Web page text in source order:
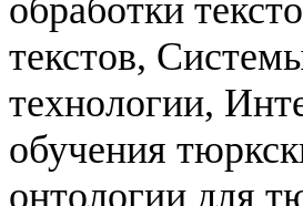
обработки
текстов,
технологии,
обучения
онтологии для